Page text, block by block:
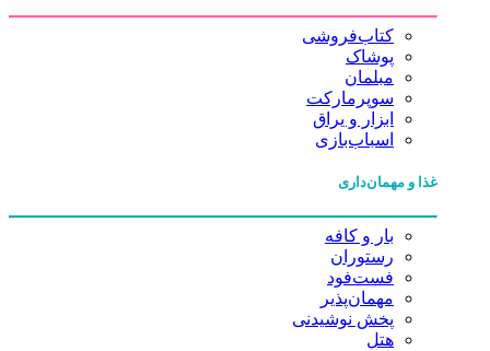
کتاب‌فروشی
پوشاک
مبلمان
سوپرمارکت
ابزار و یراق
اسباب‌بازی
غذا و مهمان‌داری
بار و کافه
رستوران
فست‌فود
مهمان‌پذیر
پخش نوشیدنی
هتل